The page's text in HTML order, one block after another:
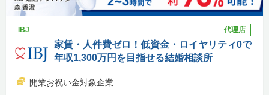
IBJ 代理店
家賃・人件費ゼロ！低資金・ロイヤリティ0で
年収1,300万円を目指せる結婚相談所
開業お祝い金対象企業